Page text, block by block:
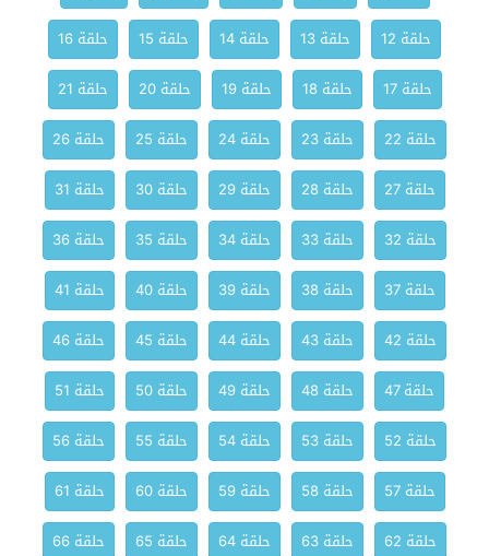
حلقة 12
حلقة 13 حلقة 14 حلقة 15
حلقة 16
حلقة 17
حلقة 18 حلقة 19 حلقة 20
حلقة 21
حلقة 22
حلقة 23 حلقة 24 حلقة 25
حلقة 26
حلقة 27
حلقة 28 حلقة 29 حلقة 30
حلقة 31
حلقة 32
حلقة 33 حلقة 34 حلقة 35
حلقة 36
حلقة 37
حلقة 38 حلقة 39 حلقة 40
حلقة 41
حلقة 42
حلقة 43 حلقة 44 حلقة 45
حلقة 46
حلقة 47
حلقة 48 حلقة 49 حلقة 50
حلقة 51
حلقة 52
حلقة 53 حلقة 54 حلقة 55
حلقة 56
حلقة 57
حلقة 58 حلقة 59 حلقة 60
حلقة 61
حلقة 62
حلقة 63 حلقة 64 حلقة 65
حلقة 66